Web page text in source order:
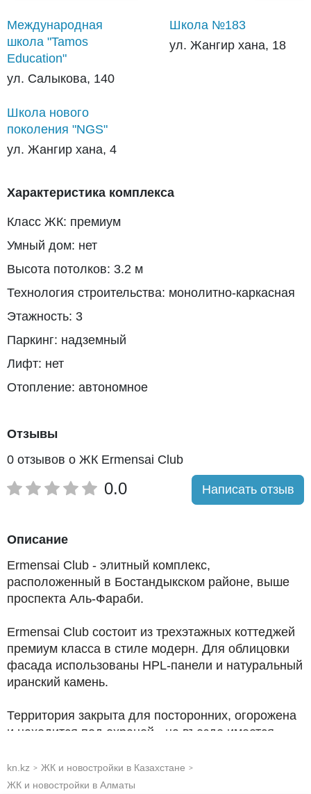
Международная
школа "Tamos
Education"
ул. Салыкова, 140
Школа №183
ул. Жангир хана, 18
Школа нового
поколения "NGS"
ул. Жангир хана, 4
Характеристика комплекса
Класс ЖК: премиум
Умный дом: нет
Высота потолков: 3.2 м
Технология строительства: монолитно-каркасная
Этажность: 3
Паркинг: надземный
Лифт: нет
Отопление: автономное
Отзывы
0 отзывов о ЖК Ermensai Club
0.0 Написать отзыв
Описание
Ermensai Club - элитный комплекс,
расположенный в Бостандыкском районе, выше
проспекта Аль-Фараби.
Ermensai Сlub состоит из трехэтажных коттеджей
премиум класса в стиле модерн. Для облицовки
фасада использованы HPL-панели и натуральный
иранский камень.
Территория закрыта для посторонних, огорожена
и находится под охраной - на въезде имеется
Предусмотрено благоустройство внутренней
kn.kz > ЖК и новостройки в Казахстане >
ЖК и новостройки в Алматы